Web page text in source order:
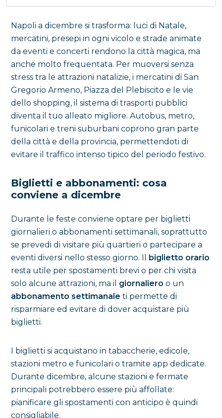
Napoli a dicembre si trasforma: luci di Natale,
mercatini, presepi in ogni vicolo e strade animate
da eventi e concerti rendono la città magica, ma
anche molto frequentata. Per muoversi senza
stress tra le attrazioni natalizie, i mercatini di San
Gregorio Armeno, Piazza del Plebiscito e le vie
dello shopping, il sistema di trasporti pubblici
diventa il tuo alleato migliore. Autobus, metro,
funicolari e treni suburbani coprono gran parte
della città e della provincia, permettendoti di
evitare il traffico intenso tipico del periodo festivo.
Biglietti e abbonamenti: cosa
conviene a dicembre
Durante le feste conviene optare per biglietti
giornalieri o abbonamenti settimanali, soprattutto
se prevedi di visitare più quartieri o partecipare a
eventi diversi nello stesso giorno. Il biglietto orario
resta utile per spostamenti brevi o per chi visita
solo alcune attrazioni, ma il giornaliero o un
abbonamento settimanale ti permette di
risparmiare ed evitare di dover acquistare più
biglietti.
I biglietti si acquistano in tabaccherie, edicole,
stazioni metro e funicolari o tramite app dedicate.
Durante dicembre, alcune stazioni e fermate
principali potrebbero essere più affollate:
pianificare gli spostamenti con anticipo è quindi
consigliabile.